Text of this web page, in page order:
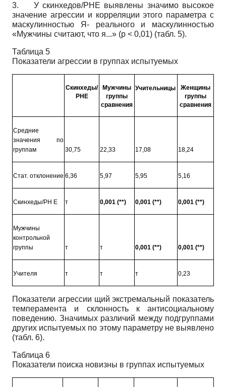
3. У скинхедов/РНЕ выявлены значимо высокое
значение агрессии и корреляции этого параметра с
маскулинностью Я- реального и маскулинностью
«Мужчины считают, что я...» (р < 0,01) (табл. 5).
Таблица 5
Показатели агрессии в группах испытуемых
Скинхеды/
РНЕ
Мужчины
группы
сравнения
Учительницы
Женщины
группы
сравнения
Средние
значения по
группам
30,75 22,33 17,08 18,24
Стат. отклонение 6,36 5,97 5,95 5,16
Скинхеды/РН Е т 0,001 (**) 0,001 (**) 0,001 (**)
Мужчины
контрольной
группы
т т 0,001 (**) 0,001 (**)
Учителя т т т 0,23
Показатели агрессии щий экстремальный показатель
темперамента и склонность к антисоциальному
поведению. Значимых различий между подгруппами
других испытуемых по этому параметру не выявлено
(табл. 6).
Таблица 6
Показатели поиска новизны в группах испытуемых